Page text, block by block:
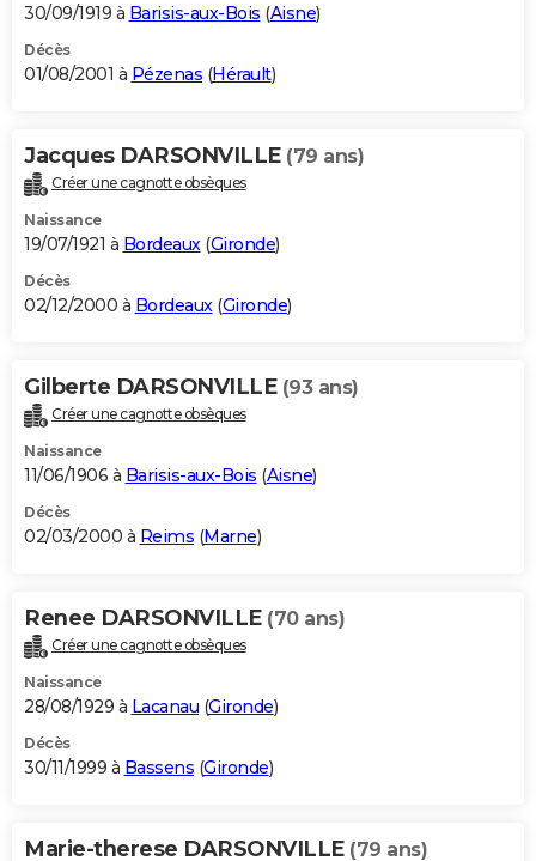
30/09/1919 à Barisis-aux-Bois (Aisne)
Décès
01/08/2001 à Pézenas (Hérault)
Jacques DARSONVILLE (79 ans)
Créer une cagnotte obsèques
Naissance
19/07/1921 à Bordeaux(Gironde)
Décès
02/12/2000 à Bordeaux(Gironde)
Gilberte DARSONVILLE (93 ans)
Créer une cagnotte obsèques
Naissance
11/06/1906 à Barisis-aux-Bois (Aisne)
Décès
02/03/2000 à Reims (Marne)
Renee DARSONVILLE (70 ans)
Créer une cagnotte obsèques
Naissance
28/08/1929 à Lacanau (Gironde)
Décès
30/11/1999 à Bassens (Gironde)
Marie-therese DARSONVILLE (79 ans)